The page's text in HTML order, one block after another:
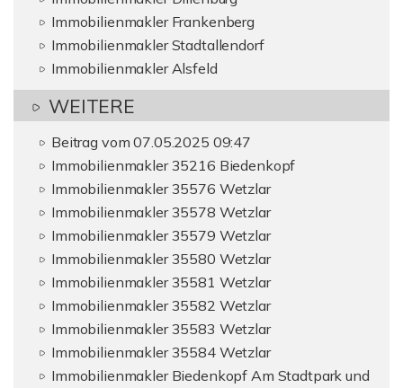
Immobilienmakler Frankenberg
Immobilienmakler Stadtallendorf
Immobilienmakler Alsfeld
WEITERE
Beitrag vom 07.05.2025 09:47
Immobilienmakler 35216 Biedenkopf
Immobilienmakler 35576 Wetzlar
Immobilienmakler 35578 Wetzlar
Immobilienmakler 35579 Wetzlar
Immobilienmakler 35580 Wetzlar
Immobilienmakler 35581 Wetzlar
Immobilienmakler 35582 Wetzlar
Immobilienmakler 35583 Wetzlar
Immobilienmakler 35584 Wetzlar
Immobilienmakler Biedenkopf Am Stadtpark und